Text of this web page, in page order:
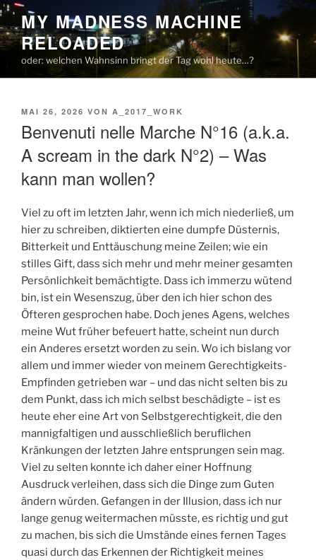
Zum
Inhalt
springen
MY MADNESS MACHINE
RELOADED
oder: welchen Wahnsinn bringt der Tag wohl heute…?
VERÖFFENTLICHT
MAI 26, 2026 VON A_2017_WORK
Benvenuti nelle Marche N°16 (a.k.a.
A scream in the dark N°2) – Was
kann man wollen?
Viel zu oft im letzten Jahr, wenn ich mich niederließ, um
hier zu schreiben, diktierten eine dumpfe Düsternis,
Bitterkeit und Enttäuschung meine Zeilen; wie ein
stilles Gift, dass sich mehr und mehr meiner gesamten
Persönlichkeit bemächtigte. Dass ich immerzu wütend
bin, ist ein Wesenszug, über den ich hier schon des
Öfteren gesprochen habe. Doch jenes Agens, welches
meine Wut früher befeuert hatte, scheint nun durch
ein Anderes ersetzt worden zu sein. Wo ich bislang vor
allem und immer wieder von meinem Gerechtigkeits-
Empfinden getrieben war – und das nicht selten bis zu
dem Punkt, dass ich mich selbst beschädigte – ist es
heute eher eine Art von Selbstgerechtigkeit, die den
mannigfaltigen und ausschließlich beruflichen
Kränkungen der letzten Jahre entsprungen sein mag.
Viel zu selten konnte ich daher einer Hoffnung
Ausdruck verleihen, dass sich die Dinge zum Guten
ändern würden. Gefangen in der Illusion, dass ich nur
lange genug weitermachen müsste, es richtig und gut
zu machen, bis sich die Umstände eines fernen Tages
quasi durch das Erkennen der Richtigkeit meines